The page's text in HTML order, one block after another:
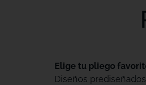
Elige tu pliego
Diseños